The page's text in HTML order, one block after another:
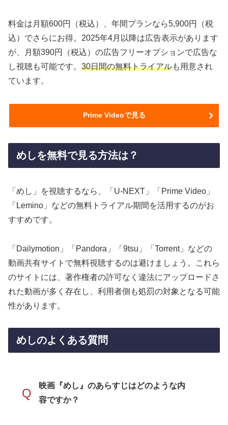
料金は月額600円（税込）、年間プランなら5,900円（税
込）でさらにお得。2025年4月以降は広告表示があります
が、月額390円（税込）の広告フリーオプションで広告な
し視聴も可能です。 30日間の無料トライアルも用意され
ています。
Prime Videoで見る
めしを無料で見る方法は？
「めし」を視聴するなら、「U-NEXT」「Prime Video」
「Lemino」などの無料トライアル期間を活用するのがお
すすめです。
「Dailymotion」「Pandora」「9tsu」「Torrent」などの
動画共有サイトで無料視聴するのは避けましょう。これら
のサイトには、著作権者の許可なく違法にアップロードさ
れた動画が多く存在し、利用者側も処罰の対象となる可能
性があります。
めしのよくある質問
Q
映画『めし』のあらすじはどのような内
容ですか？